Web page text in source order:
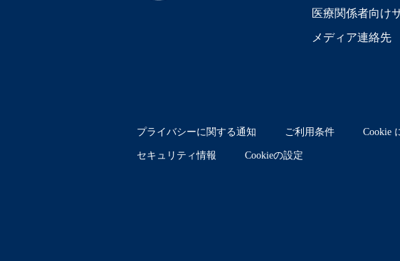
医療関係者向け
メディア連絡先
プライバシーに関する通知 ご利用条件 Cookie
セキュリティ情報 Cookieの設定